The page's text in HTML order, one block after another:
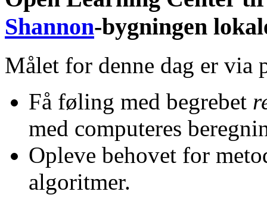
Shannon-bygningen
Målet for denne dag er via
Få føling med begrebet
med computeres
Opleve behovet for
algoritmer.